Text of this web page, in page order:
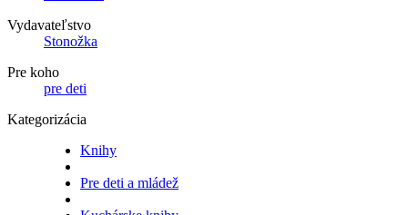
Vydavateľstvo
Stonožka
Pre koho
pre deti
Kategorizácia
Knihy
Pre deti a mládež